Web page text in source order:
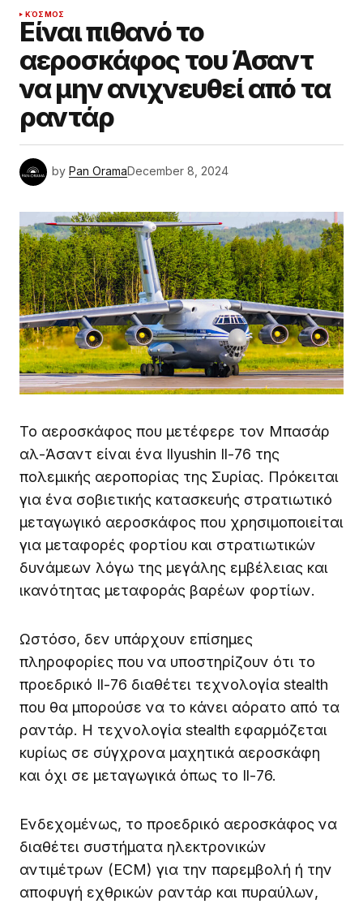
ΚΌΣΜΟΣ
Είναι πιθανό το
αεροσκάφος του Άσαντ
να μην ανιχνευθεί από τα
ραντάρ
by Pan OramaDecember 8, 2024
Το αεροσκάφος που μετέφερε τον Μπασάρ
αλ-Άσαντ είναι ένα Ilyushin Il-76 της
πολεμικής αεροπορίας της Συρίας. Πρόκειται
για ένα σοβιετικής κατασκευής στρατιωτικό
μεταγωγικό αεροσκάφος που χρησιμοποιείται
για μεταφορές φορτίου και στρατιωτικών
δυνάμεων λόγω της μεγάλης εμβέλειας και
ικανότητας μεταφοράς βαρέων φορτίων.
Ωστόσο, δεν υπάρχουν επίσημες
πληροφορίες που να υποστηρίζουν ότι το
προεδρικό Il-76 διαθέτει τεχνολογία stealth
που θα μπορούσε να το κάνει αόρατο από τα
ραντάρ. Η τεχνολογία stealth εφαρμόζεται
κυρίως σε σύγχρονα μαχητικά αεροσκάφη
και όχι σε μεταγωγικά όπως το Il-76.
Ενδεχομένως, το προεδρικό αεροσκάφος να
διαθέτει συστήματα ηλεκτρονικών
αντιμέτρων (ECM) για την παρεμβολή ή την
αποφυγή εχθρικών ραντάρ και πυραύλων,